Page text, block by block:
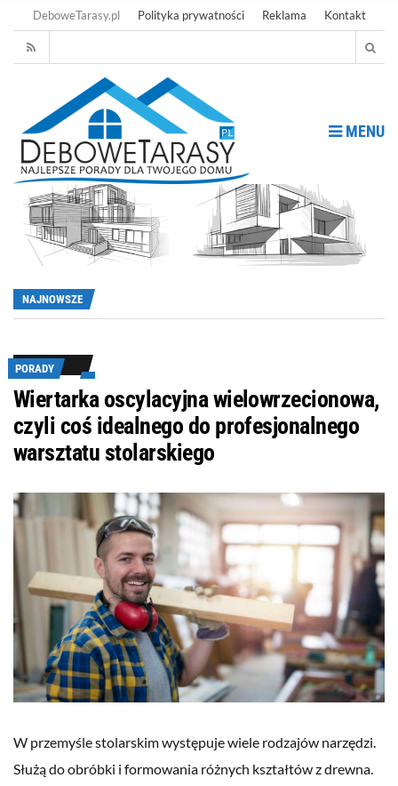
DeboweTarasy.pl Polityka prywatności Reklama Kontakt
MENU
NAJNOWSZE
PORADY
Wiertarka oscylacyjna wielowrzecionowa,
czyli coś idealnego do profesjonalnego
warsztatu stolarskiego
W przemyśle stolarskim występuje wiele rodzajów narzędzi.
Służą do obróbki i formowania różnych kształtów z drewna.